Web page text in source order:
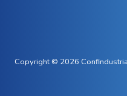
Copyright © 2026